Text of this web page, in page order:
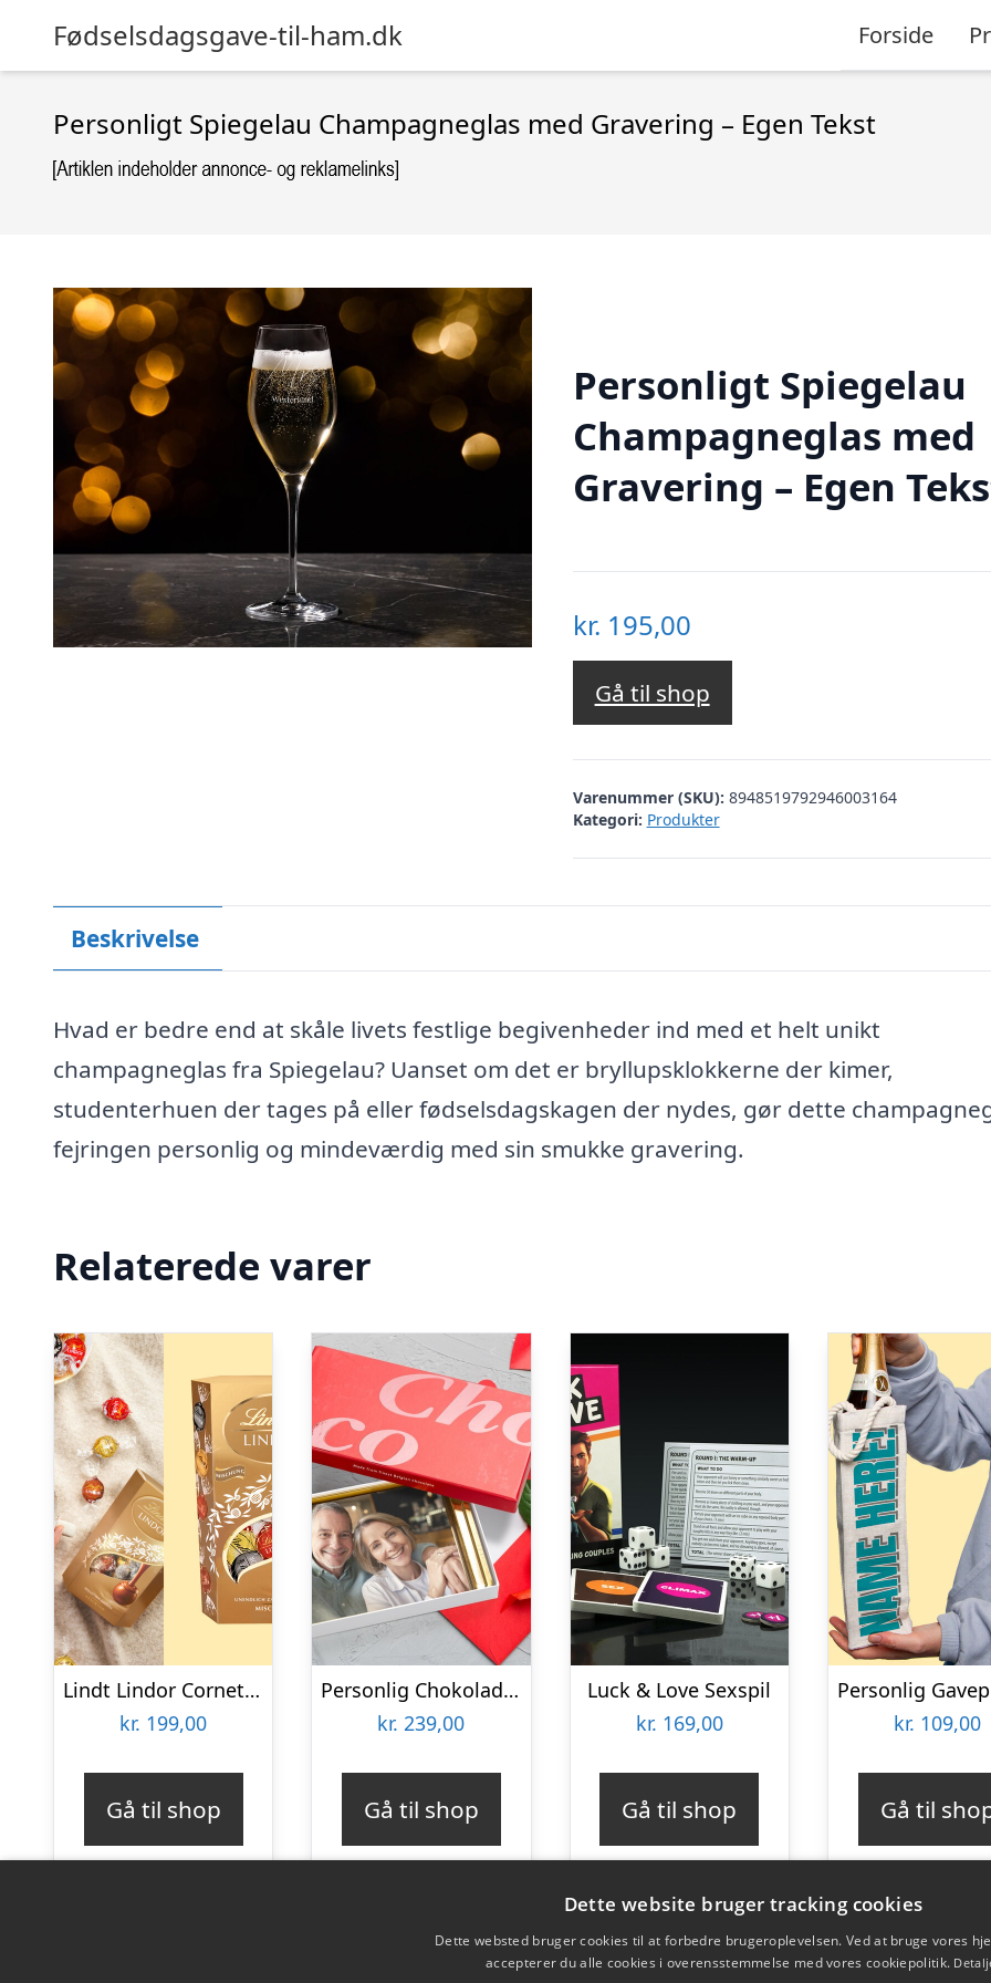
Fødselsdagsgave-til-ham.dk Forside
Personligt Spiegelau Champagneglas med Gravering – Egen Tekst
Personligt Spiegelau
Champagneglas med
Gravering – Egen
kr. 195,00
Gå til shop
Varenummer (SKU): 8948519792946003164
Kategori: Produkter
Beskrivelse
Hvad er bedre end at skåle livets festlige begivenheder ind med et helt unikt
champagneglas fra Spiegelau? Uanset om det er bryllupsklokkerne der kimer,
studenterhuen der tages på eller fødselsdagskagen der nydes, gør dette
fejringen personlig og mindeværdig med sin smukke gravering.
Relaterede varer
Lindt Lindor Cornet 500 gram – Blandet chokolade
kr. 199,00
Gå til shop
Personlig Chokoladeplade med Billede
kr. 239,00
Gå til shop
Luck & Love Sexspil
kr. 169,00
Gå til shop
kr. 109,00
Gå til
Dette website bruger tracking cookies
Dette websted bruger cookies til at forbedre brugeroplevelsen. Ved at bruge vores
accepterer du alle cookies i overensstemmelse med vores cookiepolitik.